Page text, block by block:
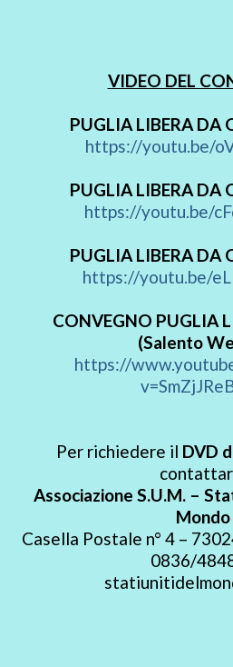
VIDEO DEL
PUGLIA LIBERA DA
https://youtu.be/
PUGLIA LIBERA DA
https://youtu.be/
PUGLIA LIBERA DA
https://youtu.be/
CONVEGNO PUGLIA
(Salento
https://
Per richiedere il DVD
Associazione S.U.M. –
Mondo
Casella Postale n° 4 –
0836/